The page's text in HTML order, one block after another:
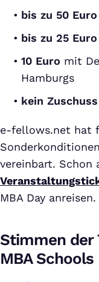
bis zu 50 Euro
bis zu 25 Euro
10 Euro mit
Hamburgs
kein Zuschuss
e-fellows.net hat
vereinbart. Schon
MBA Day anreisen.
Stimmen der
MBA Schools